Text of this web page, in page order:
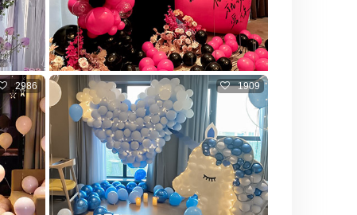
2986 1909